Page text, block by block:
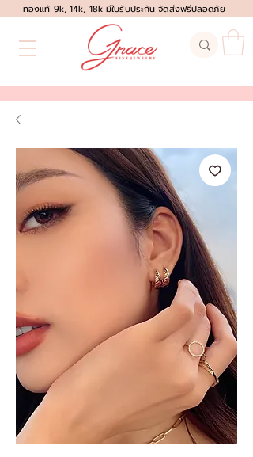
ทองแท้ 9k, 14k, 18k มีใบรับประกัน จัดส่งฟรีปลอดภัย